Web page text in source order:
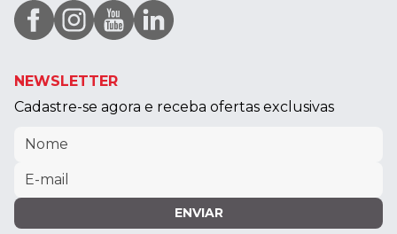
NEWSLETTER
Cadastre-se agora e receba ofertas exclusivas
ENVIAR